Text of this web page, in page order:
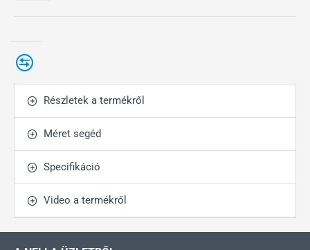
Részletek a termékről
Méret segéd
Specifikáció
Video a termékről